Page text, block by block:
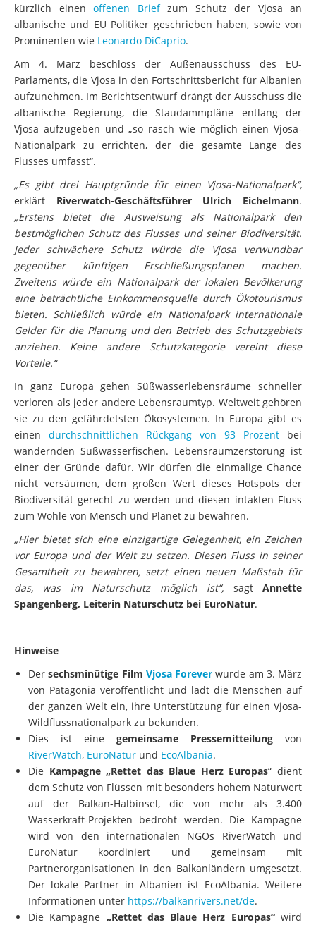
kürzlich einen offenen Briefzum Schutz der Vjosa an
albanische und EU Politiker geschrieben haben, sowie von
Prominenten wie Leonardo DiCaprio.
Am 4. März beschloss der Außenausschuss des EU-
Parlaments, die Vjosa in den Fortschrittsbericht für Albanien
aufzunehmen. Im Berichtsentwurf drängt der Ausschuss die
albanische Regierung, die Staudammpläne entlang der
Vjosa aufzugeben und „so rasch wie möglich einen Vjosa-
Nationalpark zu errichten, der die gesamte Länge des
Flusses umfasst“.
„Es gibt drei Hauptgründe für einen Vjosa-Nationalpark“,
erklärt Riverwatch-Geschäftsführer Ulrich Eichelmann.
„Erstens bietet die Ausweisung als Nationalpark den
bestmöglichen Schutz des Flusses und seiner Biodiversität.
Jeder schwächere Schutz würde die Vjosa verwundbar
gegenüber künftigen Erschließungsplanen machen.
Zweitens würde ein Nationalpark der lokalen Bevölkerung
eine beträchtliche Einkommensquelle durch Ökotourismus
bieten. Schließlich würde ein Nationalpark internationale
Gelder für die Planung und den Betrieb des Schutzgebiets
anziehen. Keine andere Schutzkategorie vereint diese
Vorteile.“
In ganz Europa gehen Süßwasserlebensräume schneller
verloren als jeder andere Lebensraumtyp. Weltweit gehören
sie zu den gefährdetsten Ökosystemen. In Europa gibt es
einen durchschnittlichen Rückgang von 93 Prozent bei
wandernden Süßwasserfischen. Lebensraumzerstörung ist
einer der Gründe dafür. Wir dürfen die einmalige Chance
nicht versäumen, dem großen Wert dieses Hotspots der
Biodiversität gerecht zu werden und diesen intakten Fluss
zum Wohle von Mensch und Planet zu bewahren.
„Hier bietet sich eine einzigartige Gelegenheit, ein Zeichen
vor Europa und der Welt zu setzen. Diesen Fluss in seiner
Gesamtheit zu bewahren, setzt einen neuen Maßstab für
das, was im Naturschutz möglich ist“, sagtAnnette
Spangenberg, Leiterin Naturschutz bei EuroNatur.
Hinweise
Dersechsminütige Film Vjosa Forever wurde am 3. März
von Patagonia veröffentlicht und lädt die Menschen auf
der ganzen Welt ein, ihre Unterstützung für einen Vjosa-
Wildflussnationalpark zu bekunden.
Dies ist eine gemeinsame Pressemitteilung von
RiverWatch, EuroNatur und EcoAlbania.
Die Kampagne „Rettet das Blaue Herz Europas“ dient
dem Schutz von Flüssen mit besonders hohem Naturwert
auf der Balkan-Halbinsel, die von mehr als 3.400
Wasserkraft-Projekten bedroht werden. Die Kampagne
wird von den internationalen NGOs RiverWatch und
EuroNatur koordiniert und gemeinsam mit
Partnerorganisationen in den Balkanländern umgesetzt.
Der lokale Partner in Albanien ist EcoAlbania. Weitere
Informationen unter https://balkanrivers.net/de.
Die Kampagne „Rettet das Blaue Herz Europas“wird